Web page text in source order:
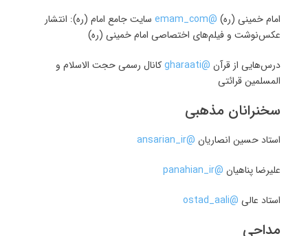
امام خمینی (ره) @emam_com
سایت جامع امام (ره): انتشار
عکس‌نوشت و فیلم‌های اختصاصی امام خمینی (ره)
درس‌هایی از قرآن @gharaati
کانال رسمی حجت الاسلام و
المسلمین قرائتی
سخنرانان مذهبی
استاد حسین انصاریان @ansarian_ir
علیرضا پناهیان @panahian_ir
استاد عالی @ostad_aali
مداحی